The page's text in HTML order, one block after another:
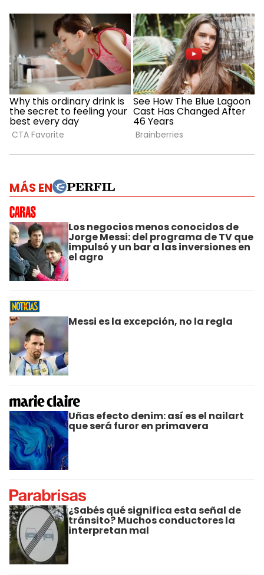
MÁS EN
Los negocios menos conocidos de
Jorge Messi: del programa de TV que
impulsó y un bar a las inversiones en
el agro
Messi es la excepción, no la regla
Uñas efecto denim: así es el nailart
que será furor en primavera
¿Sabés qué significa esta señal de
tránsito? Muchos conductores la
interpretan mal